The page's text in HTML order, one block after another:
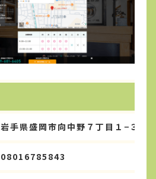
岩手県盛岡市向中野７丁目１−３６
08016785843